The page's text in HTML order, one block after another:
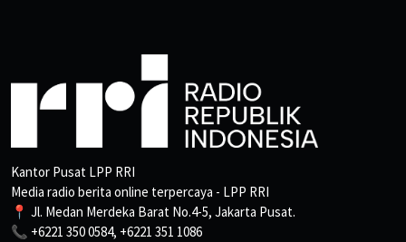
Kantor Pusat LPP RRI
Media radio berita online terpercaya - LPP RRI
📍 Jl. Medan Merdeka Barat No.4-5, Jakarta Pusat.
📞 +6221 350 0584, +6221 351 1086